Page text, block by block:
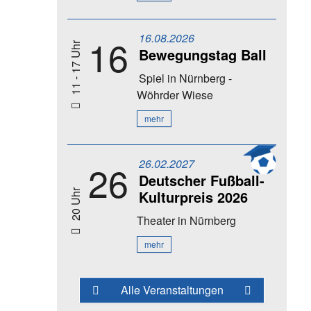
11 - 17 Uhr 16 16.08.2026
Bewegungstag Ball
Spiel in Nürnberg -
Wöhrder Wiese
mehr
20 Uhr 26 26.02.2027
Deutscher Fußball-
Kulturpreis 2026
Theaterin Nürnberg
mehr
Alle Veranstaltungen